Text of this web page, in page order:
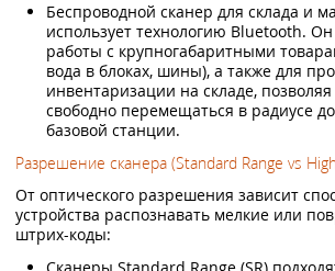
Беспроводной сканер для склада и
использует технологию Bluetooth.
работы с крупногабаритными
вода в блоках, шины), а также для
инвентаризации на складе,
свободно перемещаться в радиусе
базовой станции.
Разрешение сканера (Standard Range vs
От оптического разрешения зависит
устройства распознавать мелкие или
штрих-коды: